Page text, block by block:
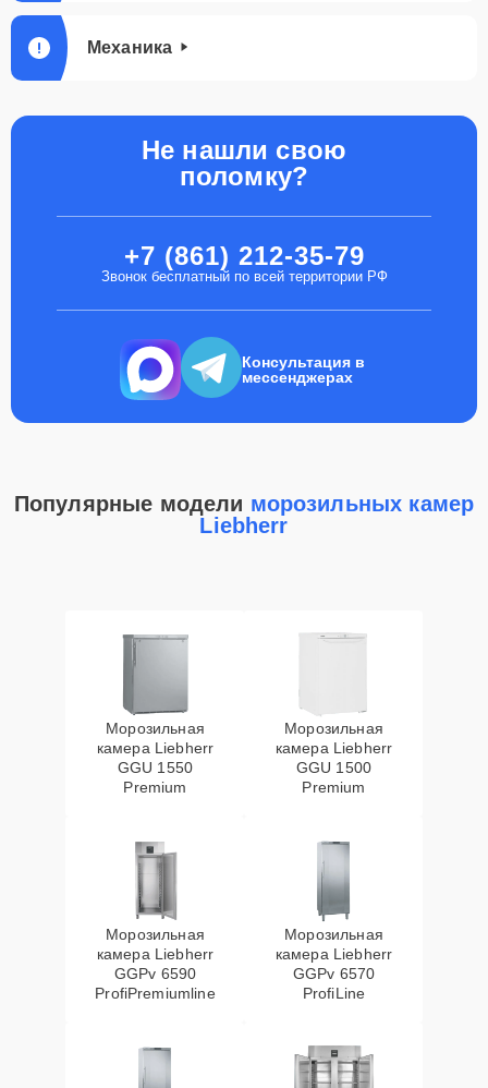
Механика
Не нашли свою
поломку?
+7 (861) 212-35-79
Звонок бесплатный по всей территории РФ
Консультация в
мессенджерах
Популярные модели морозильных камер
Liebherr
Морозильная
камера Liebherr
GGU 1550
Premium
Морозильная
камера Liebherr
GGU 1500
Premium
Морозильная
камера Liebherr
GGPv 6590
ProfiPremiumline
Морозильная
камера Liebherr
GGPv 6570
ProfiLine